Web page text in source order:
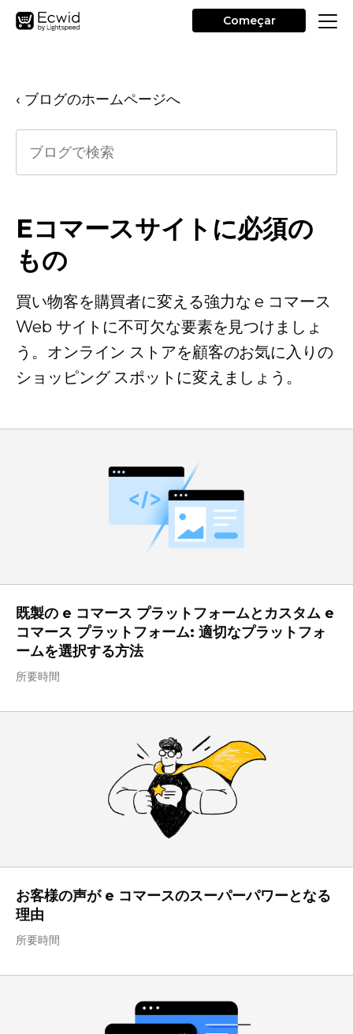
Começar
‹ ブログのホームページへ
Eコマースサイトに必須の
もの
買い物客を購買者に変える強力な e コマース
Web サイトに不可欠な要素を見つけましょ
う。オンライン ストアを顧客のお気に入りの
ショッピング スポットに変えましょう。
既製の e コマース プラットフォームとカスタム e
コマース プラットフォーム: 適切なプラットフォ
ームを選択する方法
所要時間
お客様の声が e コマースのスーパーパワーとなる
理由
所要時間